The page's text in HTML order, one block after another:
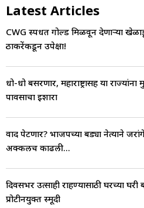
Latest Articles
CWG स्पर्धेत गोल्ड मिळवून देणाऱ्या
ठाकरेंकडून उपेक्षा!
धो-धो बसरणार, महाराष्ट्रासह या
पावसाचा इशारा
वाद पेटणार? भाजपच्या बड्या नेत्याने
अक्कलच काढली...
दिवसभर उत्साही राहण्यासाठी घरच्या
प्रोटीनयुक्त स्मूदी